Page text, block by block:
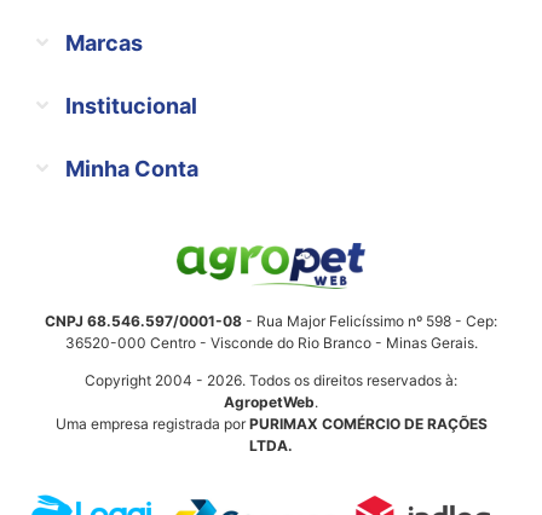
Marcas
Institucional
Minha Conta
CNPJ 68.546.597/0001-08 - Rua Major Felicíssimo nº 598 - Cep:
36520-000 Centro - Visconde do Rio Branco - Minas Gerais.
Copyright 2004 - 2026. Todos os direitos reservados à:
AgropetWeb.
Uma empresa registrada porPURIMAX COMÉRCIO DE RAÇÕES
LTDA.